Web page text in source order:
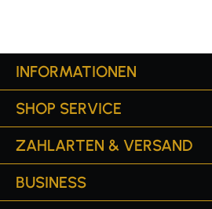
INFORMATIONEN
SHOP SERVICE
ZAHLARTEN & VERSAND
BUSINESS